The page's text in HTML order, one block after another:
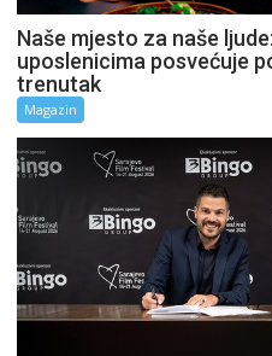
Naše mjesto za naše
uposlenicima posvećuje
trenutak
Magazin